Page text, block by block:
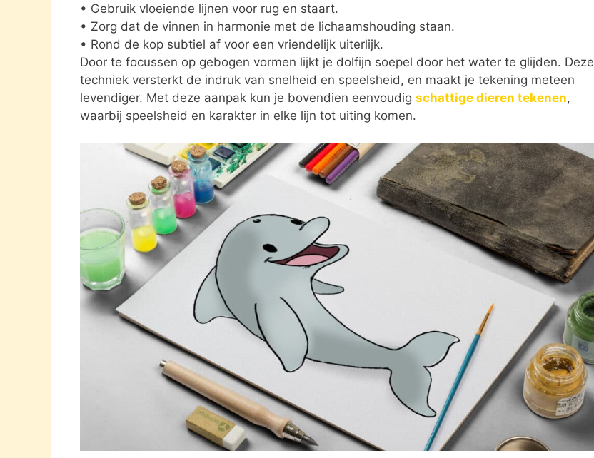
• Gebruik vloeiende lijnen voor rug en staart.
• Zorg dat de vinnen in harmonie met de lichaamshouding staan.
• Rond de kop subtiel af voor een vriendelijk uiterlijk.
Door te focussen op gebogen vormen lijkt je dolfijn soepel door het water te glijden. Deze
techniek versterkt de indruk van snelheid en speelsheid, en maakt je tekening meteen
levendiger. Met deze aanpak kun je bovendien eenvoudig schattige dieren tekenen,
waarbij speelsheid en karakter in elke lijn tot uiting komen.